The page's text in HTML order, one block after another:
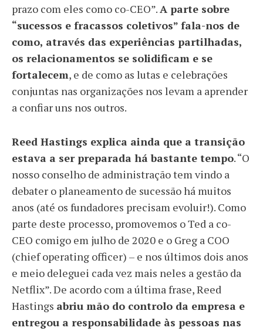
prazo com eles como co-CEO”.A parte sobre
“sucessos e fracassos coletivos” fala-nos de
como, através das experiências partilhadas,
os relacionamentos se solidificam e se
fortalecem, e de como as lutas e celebrações
conjuntas nas organizações nos levam a aprender
a confiar uns nos outros.
Reed Hastings explica ainda que a transição
estava a ser preparada há bastante tempo. “O
nosso conselho de administração tem vindo a
debater o planeamento de sucessão há muitos
anos (até os fundadores precisam evoluir!). Como
parte deste processo, promovemos o Ted a co-
CEO comigo em julho de 2020 e o Greg a COO
(chief operating officer) – e nos últimos dois anos
e meio deleguei cada vez mais neles a gestão da
Netflix”. De acordo com a última frase, Reed
Hastings abriu mão do controlo da empresa e
entregou a responsabilidade às pessoas nas